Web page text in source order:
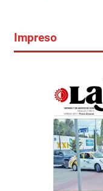
Impreso